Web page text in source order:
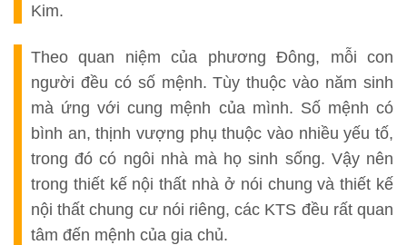
Kim.
Theo quan niệm của phương Đông, mỗi con
người đều có số mệnh. Tùy thuộc vào năm sinh
mà ứng với cung mệnh của mình. Số mệnh có
bình an, thịnh vượng phụ thuộc vào nhiều yếu tố,
trong đó có ngôi nhà mà họ sinh sống. Vậy nên
trong thiết kế nội thất nhà ở nói chung và thiết kế
nội thất chung cư nói riêng, các KTS đều rất quan
tâm đến mệnh của gia chủ.